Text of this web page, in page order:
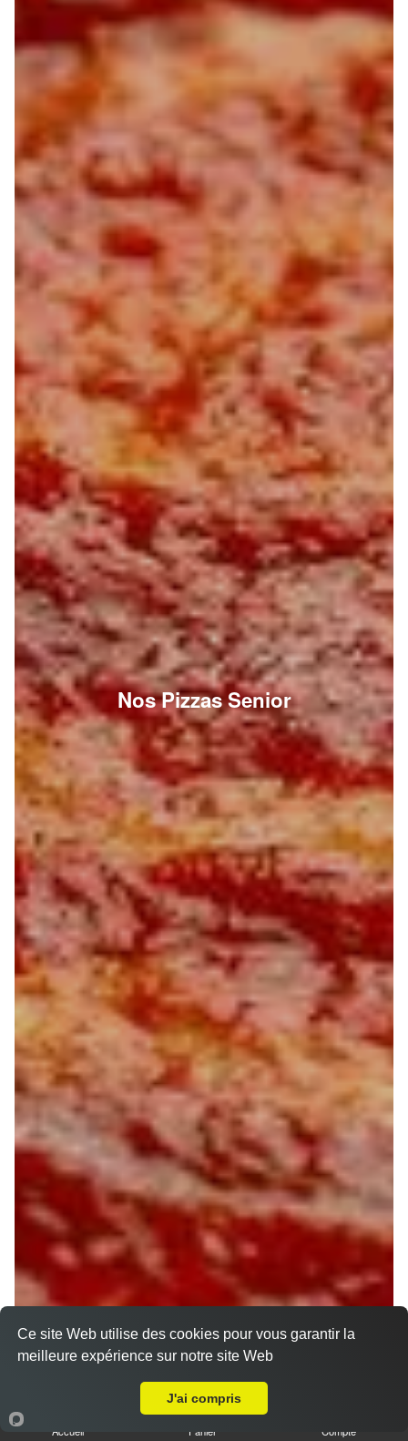
Nos Pizzas Senior
Accueil Panier Compte
Ce site Web utilise des cookies pour vous garantir la
meilleure expérience sur notre site Web
J'ai compris